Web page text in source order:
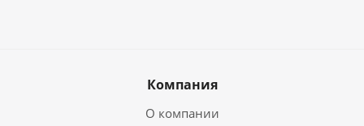
Компания
О компании